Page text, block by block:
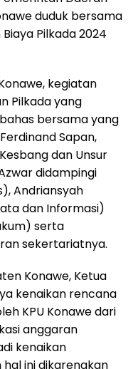
duduk bersama
Pilkada 2024
kegiatan
Pilkada yang
bersama yang
Sapan,
dan Unsur
didampingi
Andriansyah
dan Informasi)
serta
sekertariatnya.
Konawe, Ketua
kenaikan rencana
KPU Konawe dari
anggaran
kenaikan
ini dikarenakan